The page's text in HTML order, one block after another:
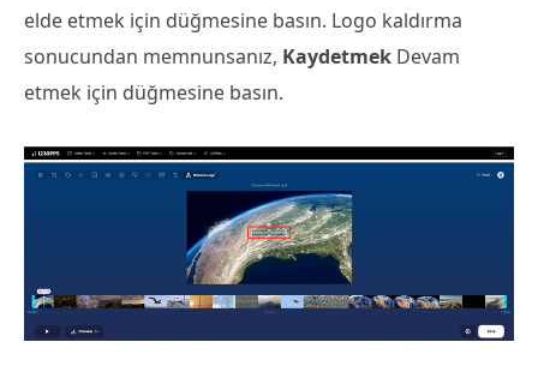
elde etmek için düğmesine basın. Logo kaldırma
sonucundan memnunsanız, Kaydetmek Devam
etmek için düğmesine basın.